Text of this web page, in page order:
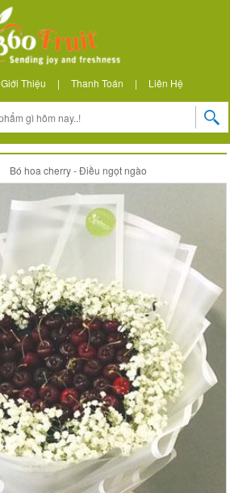
Giới Thiệu | Thanh Toán | Liên Hệ
Bó hoa cherry - Điều ngọt ngào